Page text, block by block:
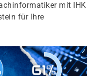
mit IHK
für Ihre